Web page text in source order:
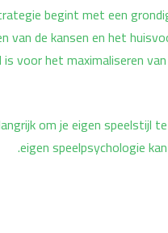
begint met een
van de kansen en het
voor het maximaliseren
om je eigen speelstijl
eigen speelpsychologie